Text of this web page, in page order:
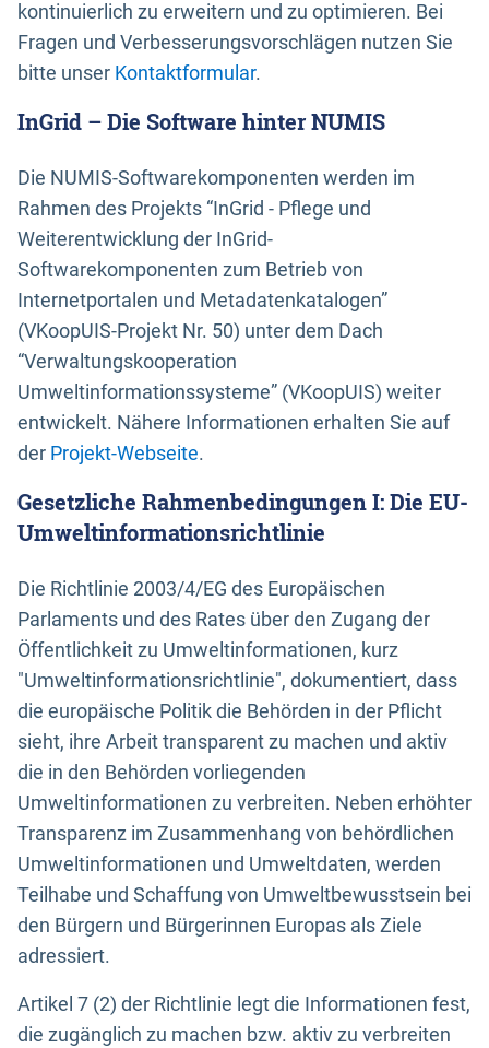
kontinuierlich zu erweitern und zu optimieren. Bei
Fragen und Verbesserungsvorschlägen nutzen Sie
bitte unser Kontaktformular.
InGrid – Die Software hinter NUMIS
Die NUMIS-Softwarekomponenten werden im
Rahmen des Projekts “InGrid - Pflege und
Weiterentwicklung der InGrid-
Softwarekomponenten zum Betrieb von
Internetportalen und Metadatenkatalogen”
(VKoopUIS-Projekt Nr. 50) unter dem Dach
“Verwaltungskooperation
Umweltinformationssysteme” (VKoopUIS) weiter
entwickelt. Nähere Informationen erhalten Sie auf
der Projekt-Webseite.
Gesetzliche Rahmenbedingungen I: Die EU-
Umweltinformationsrichtlinie
Die Richtlinie 2003/4/EG des Europäischen
Parlaments und des Rates über den Zugang der
Öffentlichkeit zu Umweltinformationen, kurz
"Umweltinformationsrichtlinie", dokumentiert, dass
die europäische Politik die Behörden in der Pflicht
sieht, ihre Arbeit transparent zu machen und aktiv
die in den Behörden vorliegenden
Umweltinformationen zu verbreiten. Neben erhöhter
Transparenz im Zusammenhang von behördlichen
Umweltinformationen und Umweltdaten, werden
Teilhabe und Schaffung von Umweltbewusstsein bei
den Bürgern und Bürgerinnen Europas als Ziele
adressiert.
Artikel 7 (2) der Richtlinie legt die Informationen fest,
die zugänglich zu machen bzw. aktiv zu verbreiten